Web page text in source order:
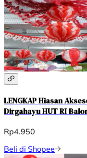
LENGKAP Hiasan
Dirgahayu HUT RI
Rp4.950
Beli di Shopee